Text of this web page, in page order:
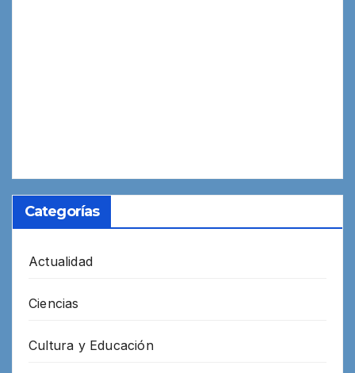
Categorías
Actualidad
Ciencias
Cultura y Educación